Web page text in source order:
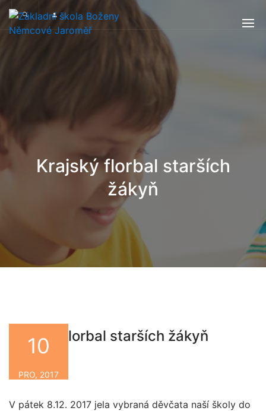
Krajský florbal starších
žákyň
Krajský florbal starších žákyň
10
PRO, 2017
V pátek 8.12. 2017 jela vybraná děvčata naší školy do